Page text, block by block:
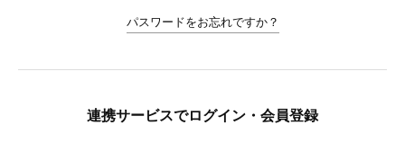
パスワードをお忘れですか？
連携サービスでログイン・会員登録